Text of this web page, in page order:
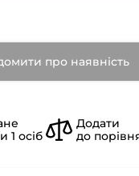
про наявність
1 осіб
Додати
до